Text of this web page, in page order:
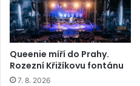
Queenie míří do Prahy.
Rozezní Křižíkovu fontánu
7. 8. 2026